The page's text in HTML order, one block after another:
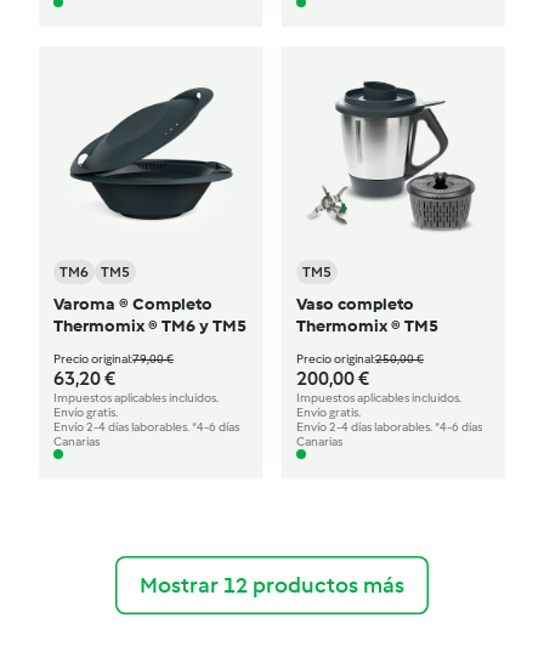
TM6 TM5
Varoma ® Completo
Thermomix ® TM6 y TM5
Precio original:79,00 €
63,20 €
Impuestos aplicables incluidos.
Envío gratis.
Envío 2-4 días laborables. *4-6 días
Canarias
TM5
Vaso completo
Thermomix ® TM5
Precio original:250,00 €
200,00 €
Impuestos aplicables incluidos.
Envío gratis.
Envío 2-4 días laborables. *4-6 días
Canarias
Mostrar 12 productos más